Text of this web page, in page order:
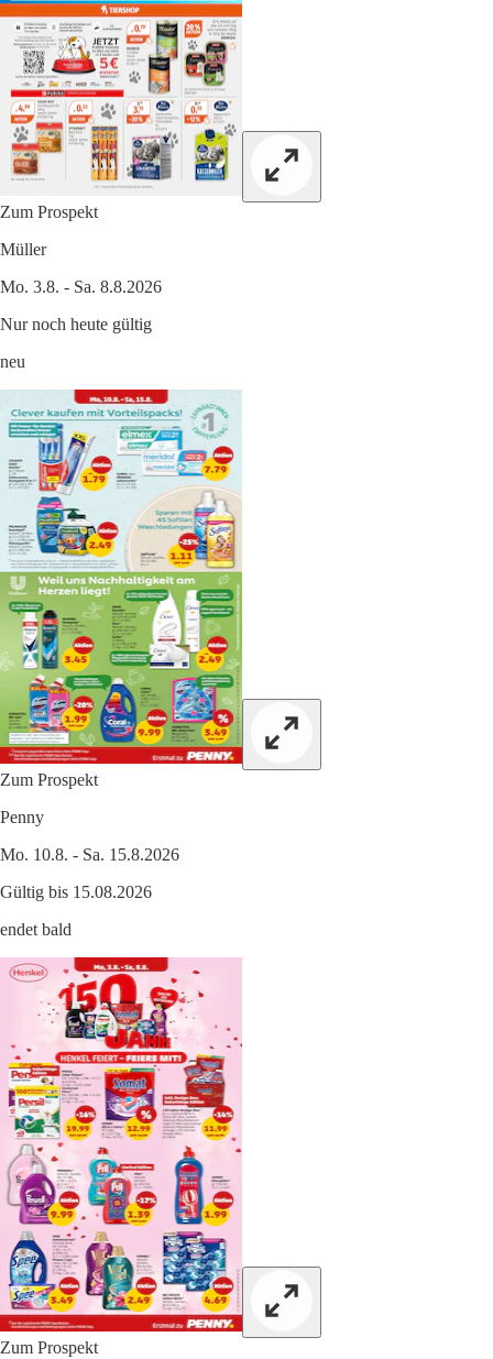
Zum Prospekt
Müller
Mo. 3.8. - Sa. 8.8.2026
Nur noch heute gültig
neu
Zum Prospekt
Penny
Mo. 10.8. - Sa. 15.8.2026
Gültig bis 15.08.2026
endet bald
Zum Prospekt